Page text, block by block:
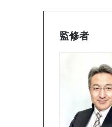
監修者